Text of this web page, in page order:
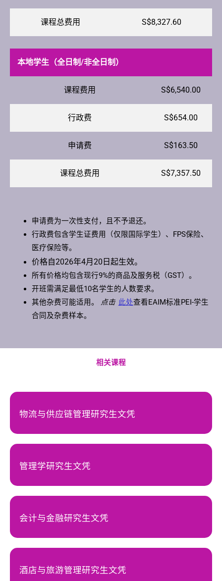
课程总费用 S$8,327.60
本地学生（全日制/非全日制）
课程费用 S$6,540.00
行政费 S$654.00
申请费 S$163.50
课程总费用 S$7,357.50
申请费为一次性支付，且不予退还。
行政费包含学生证费用（仅限国际学生）、FPS保险、
医疗保险等。
价格自2026年4月20日起生效。
所有价格均包含现行9%的商品及服务税（GST）。
开班需满足最低10名学生的人数要求。
其他杂费可能适用。 点击 此处查看EAIM标准PEI-学生
合同及杂费样本。
相关课程
物流与供应链管理研究生文凭
管理学研究生文凭
会计与⾦融研究生文凭
酒店与旅游管理研究生文凭